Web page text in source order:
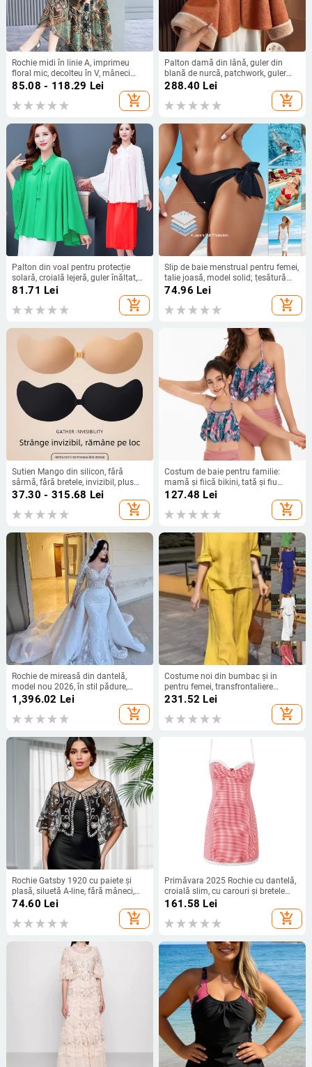
Rochie midi în linie A, imprimeu
floral mic, decolteu în V, mâneci
scurte.
85.08 - 118.29 Lei
add_shopping_cart
Palton damă din lână, guler din
blană de nurcă, patchwork, guler
drept, închidere cu trei nasturi
288.40 Lei
add_shopping_cart
Palton din voal pentru protecție
solară, croială lejeră, guler înălțat,
închidere cu un nasture, mâneci
81.71 Lei
add_shopping_cart
Slip de baie menstrual pentru femei,
talie joasă, model solid; țesătură
principală nylon 85%, căptușeală
74.96 Lei
add_shopping_cart
Sutien Mango din silicon, fără
sârmă, fără bretele, invizibil, plus
size, subțire, pentru rochie de
mireasă, acoperire mameloane
37.30 - 315.68 Lei
add_shopping_cart
Costum de baie pentru familie:
mamă și fiică bikini, tată și fiu
șorturi de plajă cu talie elastică
127.48 Lei
add_shopping_cart
Rochie de mireasă din dantelă,
model nou 2026, în stil pădure,
mâneci lungi, siluetă sirenă
1,396.02 Lei
add_shopping_cart
Costume noi din bumbac și in
pentru femei, transfrontaliere
europene și americane, primăvară
confortabile, de culoare pură, lejere,
231.52 Lei
add_shopping_cart
Rochie Gatsby 1920 cu paiete și
plasă, siluetă A-line, fără mâneci,
decolteu adânc în V, cu mărgele.
74.60 Lei
add_shopping_cart
Primăvara 2025 Rochie cu dantelă,
croială slim, cu carouri și bretele
S21920
161.58 Lei
add_shopping_cart